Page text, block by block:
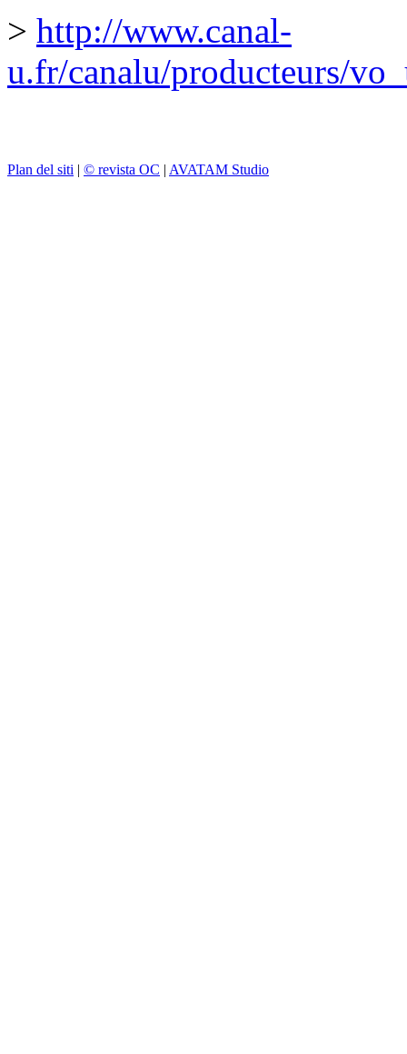
> http://www.canal-
u.fr/canalu/producteurs/
Plan del siti | © revista OC | AVATAM Studio